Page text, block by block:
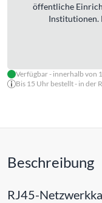
öffentliche
Institutionen.
Verfügbar - innerhalb von
Bis 15 Uhr bestellt - in der
Beschreibung
RJ45-